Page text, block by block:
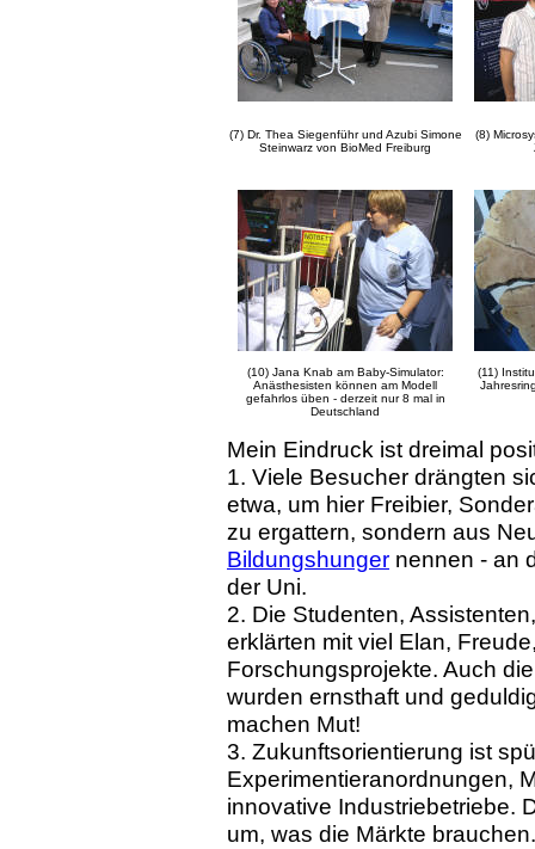
(7) Dr. Thea Siegenführ und Azubi Simone
Steinwarz von BioMed Freiburg
(8)
(10) Jana Knab am Baby-Simulator:
Anästhesisten können am Modell
gefahrlos üben - derzeit nur 8 mal in
Deutschland
(11)
Mein Eindruck ist dreimal
1. Viele Besucher drängten
etwa, um hier Freibier,
zu ergattern, sondern aus
Bildungshunger nennen - an
der Uni.
2. Die Studenten,
erklärten mit viel Elan,
Forschungsprojekte. Auch
wurden ernsthaft und
machen Mut!
3. Zukunftsorientierung ist
Experimentieranordnungen,
innovative Industriebetriebe.
um, was die Märkte brauchen.